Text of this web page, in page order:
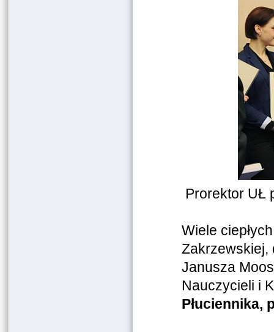
Prorektor UŁ
Wiele
Zakrzewskiej,
Janusza
Nauczycieli i
Płuciennika,